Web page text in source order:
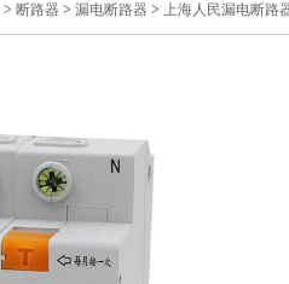
> 断路器 > 漏电断路器 > 上海人民漏电断路